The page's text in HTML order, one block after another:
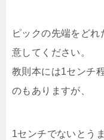
ピックの先端をど
意してください。
教則本には1センチ
のもありますが、
1センチでないとう